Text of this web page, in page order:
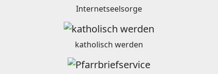
Internetseelsorge
katholisch werden